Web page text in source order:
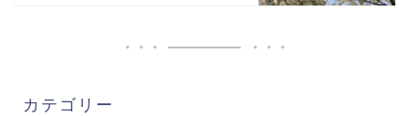
カテゴリー